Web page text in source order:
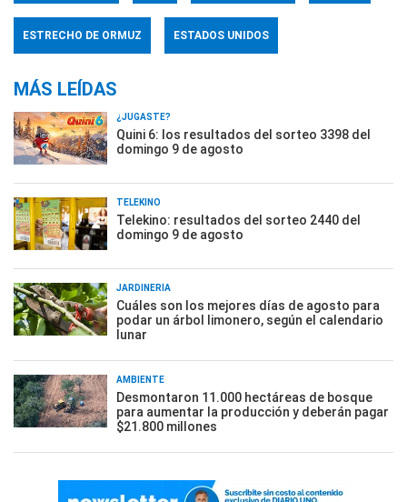
ESTRECHO DE ORMUZ ESTADOS UNIDOS
MÁS LEÍDAS
¿JUGASTE?
Quini 6: los resultados del sorteo 3398 del
domingo 9 de agosto
TELEKINO
Telekino: resultados del sorteo 2440 del
domingo 9 de agosto
JARDINERÍA
Cuáles son los mejores días de agosto para
podar un árbol limonero, según el calendario
lunar
AMBIENTE
Desmontaron 11.000 hectáreas de bosque
para aumentar la producción y deberán pagar
$21.800 millones